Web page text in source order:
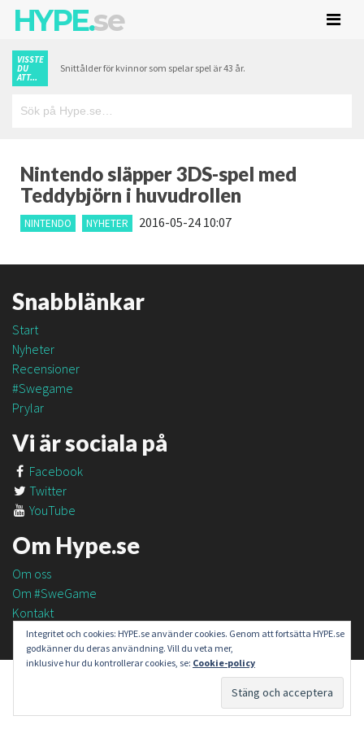
HYPE.se
VISSTE
DU
ATT...
Snittålder för kvinnor som spelar spel är 43 år.
Nintendo släpper 3DS-spel med
Teddybjörn i huvudrollen
NINTENDO NYHETER 2016-05-24 10:07
Snabblänkar
Start
Nyheter
Recensioner
#Swegame
Prylar
Vi är sociala på
Facebook
Twitter
YouTube
Om Hype.se
Om oss
Om #SweGame
Kontakt
Integritet och cookies: HYPE.se använder cookies. Genom att fortsätta HYPE.se
godkänner du deras användning. Vill du veta mer,
inklusive hur du kontrollerar cookies, se: Cookie-policy